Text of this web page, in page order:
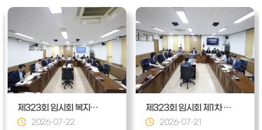
제323회 임시회 복지건설위원회
2026-07-22
제323회 임시회 제1차 의회운영위원회
2026-07-21